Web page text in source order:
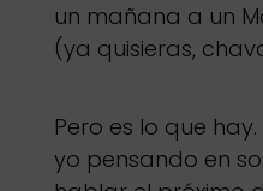
un mañana a un
(ya quisieras,
Pero es lo que
yo pensando en